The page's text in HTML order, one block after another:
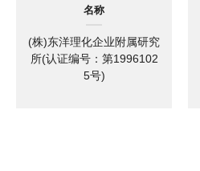
名称
(株)东洋理化企业附属研究
所(认证编号：第1996102
5号)